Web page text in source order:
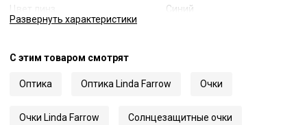
Цвет линз
Синий
Длина заушника
140
Развернуть характеристики
С этим товаром смотрят
Оптика Оптика Linda Farrow Очки
Очки Linda Farrow Солнцезащитные очки